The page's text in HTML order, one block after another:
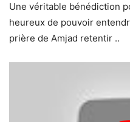
Une véritable bénédiction
heureux de pouvoir
prière de Amjad retentir ..